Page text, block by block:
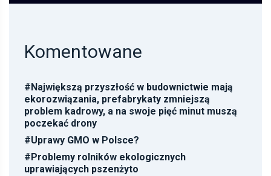
Komentowane
# Największą przyszłość w budownictwie mają
ekorozwiązania, prefabrykaty zmniejszą
problem kadrowy, a na swoje pięć minut muszą
poczekać drony
#Uprawy GMO w Polsce?
# Problemy rolników ekologicznych
uprawiających pszenżyto